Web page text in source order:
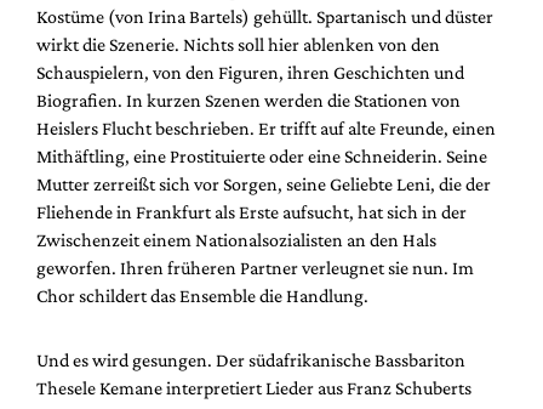
Kostüme (von Irina Bartels) gehüllt. Spartanisch und düster
wirkt die Szenerie. Nichts soll hier ablenken von den
Schauspielern, von den Figuren, ihren Geschichten und
Biografien. In kurzen Szenen werden die Stationen von
Heislers Flucht beschrieben. Er trifft auf alte Freunde, einen
Mithäftling, eine Prostituierte oder eine Schneiderin. Seine
Mutter zerreißt sich vor Sorgen, seine Geliebte Leni, die der
Fliehende in Frankfurt als Erste aufsucht, hat sich in der
Zwischenzeit einem Nationalsozialisten an den Hals
geworfen. Ihren früheren Partner verleugnet sie nun. Im
Chor schildert das Ensemble die Handlung.
Und es wird gesungen. Der südafrikanische Bassbariton
Thesele Kemane interpretiert Lieder aus Franz Schuberts